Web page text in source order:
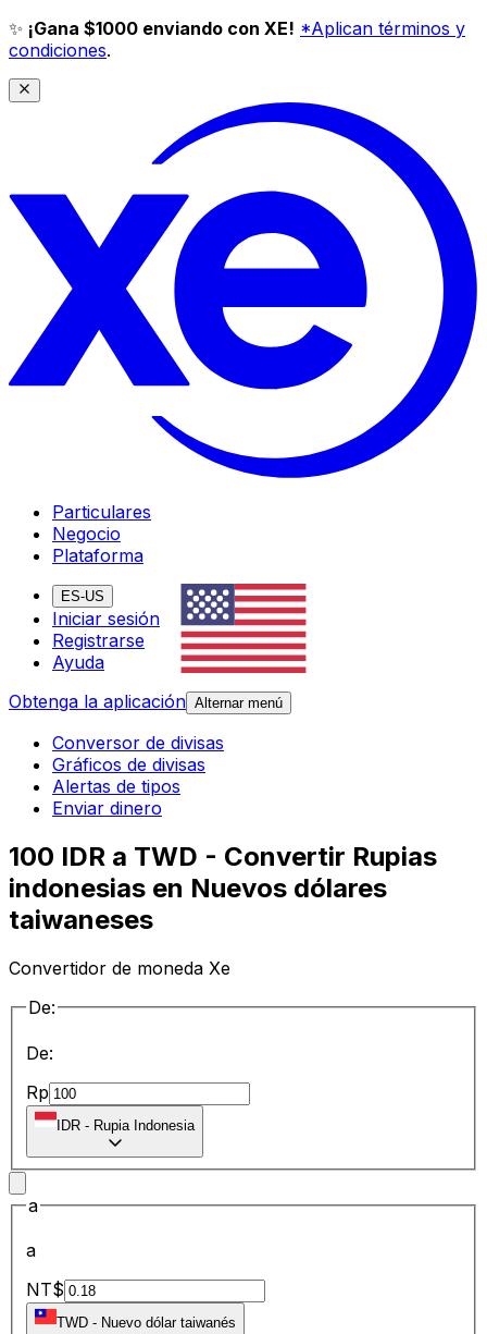
✨ ¡Gana $1000 enviando con XE! *Aplican términos y
condiciones.
Particulares
Negocio
Plataforma
ES-US
Iniciar sesión
Registrarse
Ayuda
Obtenga la aplicación Alternar menú
Conversor de divisas
Gráficos de divisas
Alertas de tipos
Enviar dinero
100 IDR a TWD - Convertir Rupias
indonesias en Nuevos dólares
taiwaneses
Convertidor de moneda Xe
De:
De:
Rp
IDR - Rupia Indonesia
a
a
NT$
TWD - Nuevo dólar taiwanés